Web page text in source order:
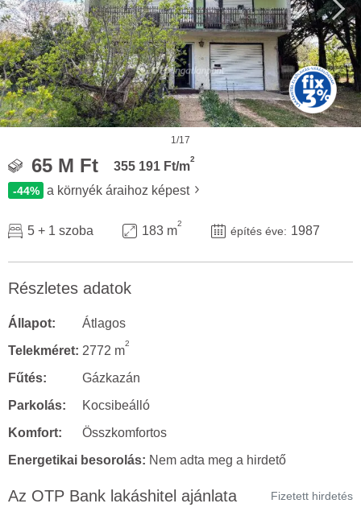
1/17
65 M Ft 355 191 Ft/m
2
-44% a környék áraihoz képest
5 + 1 szoba 183 m
2
építés éve: 1987
Részletes adatok
Állapot:
Átlagos
Telekméret: 2772 m
2
Fűtés:
Gázkazán
Parkolás:
Kocsibeálló
Komfort:
Összkomfortos
Energetikai besorolás: Nem adta meg a hirdető
Az OTP Bank lakáshitel ajánlata Fizetett hirdetés